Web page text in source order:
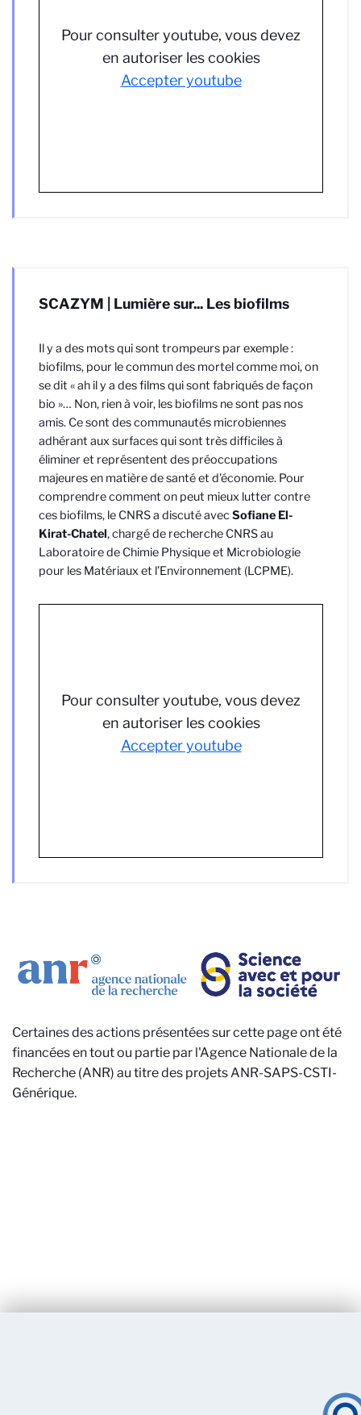
Pour consulter youtube, vous devez
en autoriser les cookies
Accepter youtube
SCAZYM | Lumière sur... Les biofilms
Il y a des mots qui sont trompeurs par exemple :
biofilms, pour le commun des mortel comme moi, on
se dit « ah il y a des films qui sont fabriqués de façon
bio »… Non, rien à voir, les biofilms ne sont pas nos
amis. Ce sont des communautés microbiennes
adhérant aux surfaces qui sont très difficiles à
éliminer et représentent des préoccupations
majeures en matière de santé et d'économie. Pour
comprendre comment on peut mieux lutter contre
ces biofilms, le CNRS a discuté avecSofiane El-
Kirat-Chatel, chargé de recherche CNRS au
Laboratoire de Chimie Physique et Microbiologie
pour les Matériaux et l’Environnement (LCPME).
Pour consulter youtube, vous devez
en autoriser les cookies
Accepter youtube
Certaines des actions présentées sur cette page ont été
financées en tout ou partie par l'Agence Nationale de la
Recherche (ANR) au titre des projets ANR-SAPS-CSTI-
Générique.